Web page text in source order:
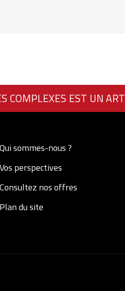
COMPLEXES EST UN ART
Qui sommes-nous ?
Vos perspectives
Consultez nos offres
Plan du site